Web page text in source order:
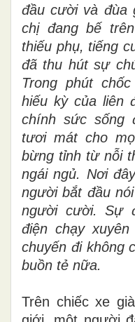
đầu cười và đùa
chị đang bế
thiếu phụ, tiếng
đã thu hút sự
Trong phút
hiếu kỳ của liên
chính sức sống
tươi mát cho
bừng tỉnh từ nỗi
ngái ngủ. Nơi
người bắt đầu
người cười. Sự
điện chạy
chuyến đi không
buồn tẻ nữa.
Trên chiếc xe